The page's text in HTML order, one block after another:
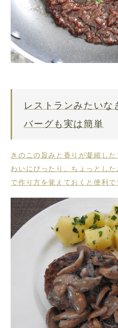
レストランみたいな
バーグも実は簡単
きのこの旨みと香りが凝縮し
わいにぴったり。ちょっとし
で作り方を覚えておくと便利で